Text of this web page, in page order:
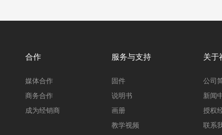
合作
媒体合作
商务合作
成为经销商
服务与支持
固件
说明书
画册
教学视频
关于
公司
新闻
授权
联系